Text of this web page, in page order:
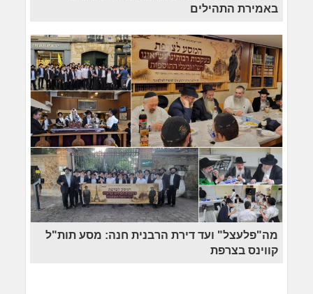
באמירת התהילים
מה"פלעצל" ועד דירת הרבנית חנה: מסע תות"ל
קווינס בצרפת